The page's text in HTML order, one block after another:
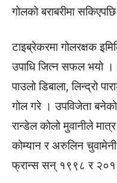
गोलको बराबरीमा
टाइब्रेकरमा गोलरक्षक
उपाधि जित्न सफल भयो ।
पाउलो डिबाला, लिन्द्रो
गोल गरे । उपविजेता
रान्डेल कोलो मुवानीले
कोम्यान र अरुलिन
फ्रान्स सन् १९९८ र